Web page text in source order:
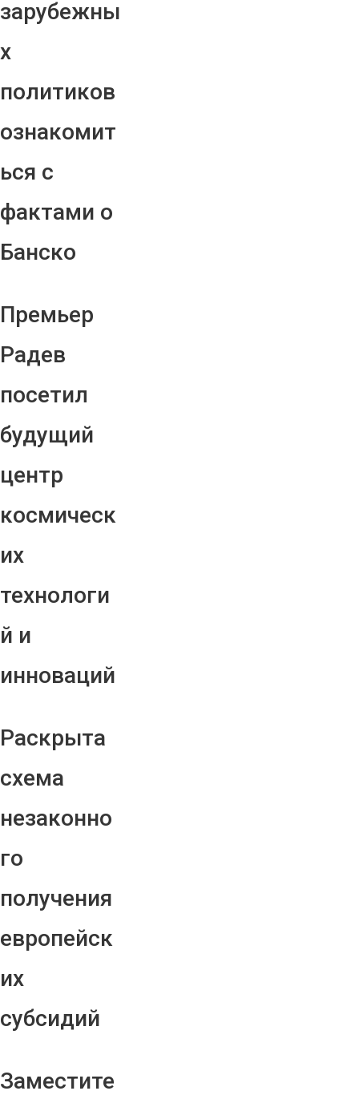
зарубежны
х
политиков
ознакомит
ься с
фактами о
Банско
Премьер
Радев
посетил
будущий
центр
космическ
их
технологи
й и
инноваций
Раскрыта
схема
незаконно
го
получения
европейск
их
субсидий
Заместите